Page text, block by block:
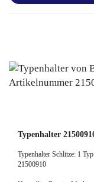
Typenhalter
Typenhalter Schlitze: 1
21500910